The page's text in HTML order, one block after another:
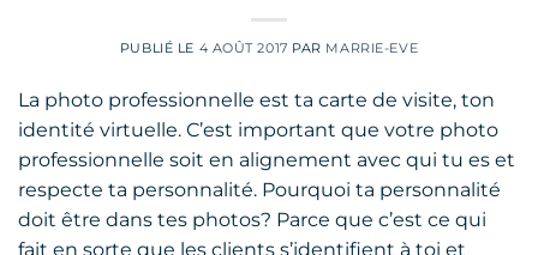
PUBLIÉ LE 4 AOÛT 2017 PAR MARRIE-EVE
La photo professionnelle est ta carte de visite, ton
identité virtuelle. C’est important que votre photo
professionnelle soit en alignement avec qui tu es et
respecte ta personnalité. Pourquoi ta personnalité
doit être dans tes photos? Parce que c’est ce qui
fait en sorte que les clients s’identifient à toi et